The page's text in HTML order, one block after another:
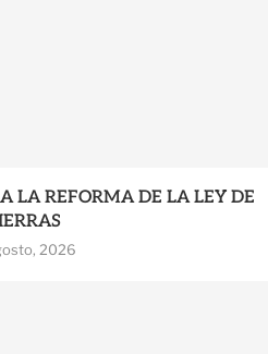
LA REFORMA DE LA LEY DE
2026